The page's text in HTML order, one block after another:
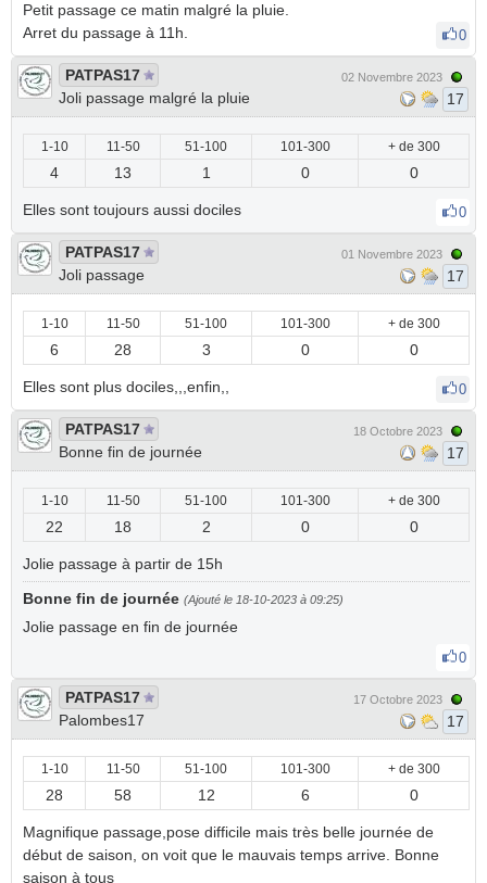
Petit passage ce matin malgré la pluie.
Arret du passage à 11h.
0
PATPAS17
Joli passage malgré la pluie
02 Novembre 2023
17
1-10 11-50 51-100 101-300 + de 300
4 13 1 0 0
Elles sont toujours aussi dociles 0
PATPAS17
Joli passage
01 Novembre 2023
17
1-10 11-50 51-100 101-300 + de 300
6 28 3 0 0
Elles sont plus dociles,,,enfin,, 0
PATPAS17
Bonne fin de journée
18 Octobre 2023
17
1-10 11-50 51-100 101-300 + de 300
22 18 2 0 0
Jolie passage à partir de 15h
Bonne fin de journée (Ajouté le 18-10-2023 à 09:25)
Jolie passage en fin de journée
0
PATPAS17
Palombes17
17 Octobre 2023
17
1-10 11-50 51-100 101-300 + de 300
28 58 12 6 0
Magnifique passage,pose difficile mais très belle journée de
début de saison, on voit que le mauvais temps arrive. Bonne
saison à tous